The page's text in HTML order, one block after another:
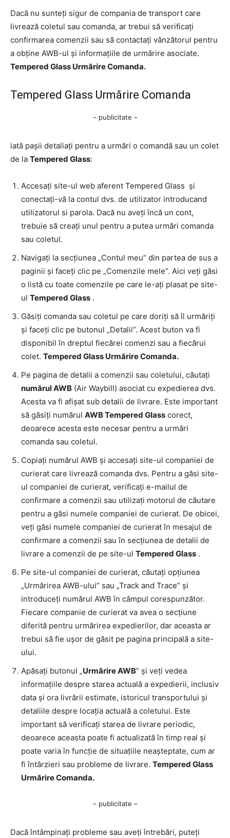
Dacă nu sunteți sigur de compania de transport care
livrează coletul sau comanda, ar trebui să verificați
confirmarea comenzii sau să contactați vânzătorul pentru
a obține AWB-ul și informațiile de urmărire asociate.
Tempered Glass Urmărire Comanda.
Tempered Glass Urmărire Comanda
– publicitate –
iată pașii detaliați pentru a urmări o comandă sau un colet
de la Tempered Glass:
Accesați site-ul web aferent Tempered Glass și
conectați-vă la contul dvs. de utilizator introducand
utilizatorul si parola. Dacă nu aveți încă un cont,
trebuie să creați unul pentru a putea urmări comanda
sau coletul.
Navigați la secțiunea „Contul meu” din partea de sus a
paginii și faceți clic pe „Comenzile mele”. Aici veți găsi
o listă cu toate comenzile pe care le-ați plasat pe site-
ul Tempered Glass .
Găsiți comanda sau coletul pe care doriți să îl urmăriți
și faceți clic pe butonul „Detalii”. Acest buton va fi
disponibil în dreptul fiecărei comenzi sau a fiecărui
colet. Tempered Glass Urmărire Comanda.
Pe pagina de detalii a comenzii sau coletului, căutați
numărul AWB (Air Waybill) asociat cu expedierea dvs.
Acesta va fi afișat sub detalii de livrare. Este important
să găsiți numărul AWB Tempered Glass corect,
deoarece acesta este necesar pentru a urmări
comanda sau coletul.
Copiați numărul AWB și accesați site-ul companiei de
curierat care livrează comanda dvs. Pentru a găsi site-
ul companiei de curierat, verificați e-mailul de
confirmare a comenzii sau utilizați motorul de căutare
pentru a găsi numele companiei de curierat. De obicei,
veți găsi numele companiei de curierat în mesajul de
confirmare a comenzii sau în secțiunea de detalii de
livrare a comenzii de pe site-ul Tempered Glass .
Pe site-ul companiei de curierat, căutați opțiunea
„Urmărirea AWB-ului” sau „Track and Trace” și
introduceți numărul AWB în câmpul corespunzător.
Fiecare companie de curierat va avea o secțiune
diferită pentru urmărirea expedierilor, dar aceasta ar
trebui să fie ușor de găsit pe pagina principală a site-
ului.
Apăsați butonul „Urmărire AWB” și veți vedea
informațiile despre starea actuală a expedierii, inclusiv
data și ora livrării estimate, istoricul transportului și
detaliile despre locația actuală a coletului. Este
important să verificați starea de livrare periodic,
deoarece aceasta poate fi actualizată în timp real și
poate varia în funcție de situațiile neașteptate, cum ar
fi întârzieri sau probleme de livrare. Tempered Glass
Urmărire Comanda.
– publicitate –
Dacă întâmpinați probleme sau aveți întrebări, puteți